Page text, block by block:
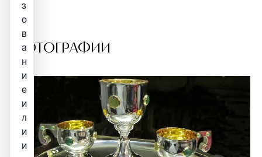
ФОТОГРАФИИ
з
о
в
а
н
и
е
и
л
и
и